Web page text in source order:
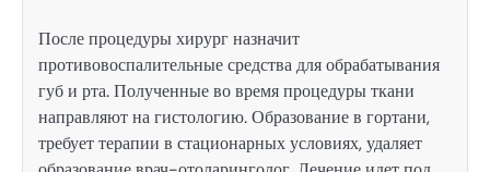
После процедуры хирург назначит
противовоспалительные средства для обрабатывания
губ и рта. Полученные во время процедуры ткани
направляют на гистологию. Образование в гортани,
требует терапии в стационарных условиях, удаляет